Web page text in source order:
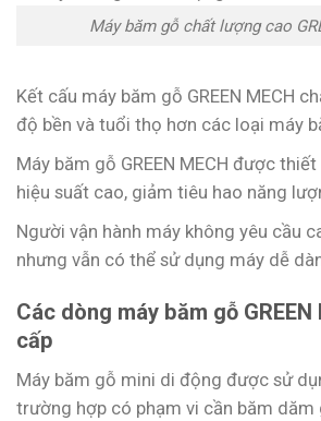
Máy băm gỗ chất lượng cao
Kết cấu máy băm gỗ GREEN MECH
độ bền và tuổi thọ hơn các loại máy
Máy băm gỗ GREEN MECH được
hiệu suất cao, giảm tiêu hao năng
Người vận hành máy không yêu cầu
nhưng vẫn có thể sử dụng máy dễ
Các dòng máy băm gỗ GREEN
cấp
Máy băm gỗ mini di động được sử
trường hợp có phạm vi cần băm